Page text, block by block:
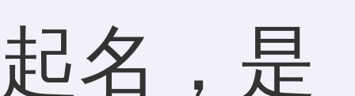
起名，是